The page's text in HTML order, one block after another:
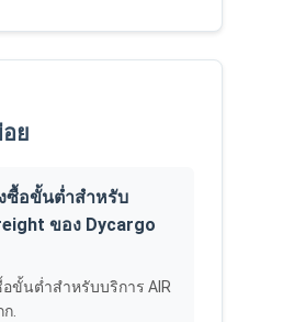
ย
ซื้อขั้นต่ำสำหรับ
ของ Dycargo
ขั้นต่ำสำหรับบริการ AIR
.